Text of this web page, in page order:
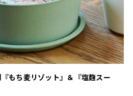
もち麦リゾット』＆『塩麴スー